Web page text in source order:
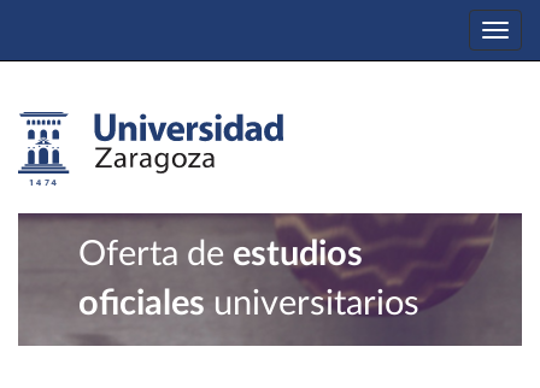
Oferta de estudios
oficiales universitarios